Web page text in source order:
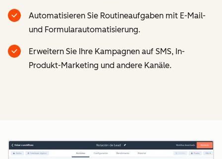
Automatisieren Sie Routineaufgaben mit E-Mail-
und Formularautomatisierung.
Erweitern Sie Ihre Kampagnen auf SMS, In-
Produkt-Marketing und andere Kanäle.